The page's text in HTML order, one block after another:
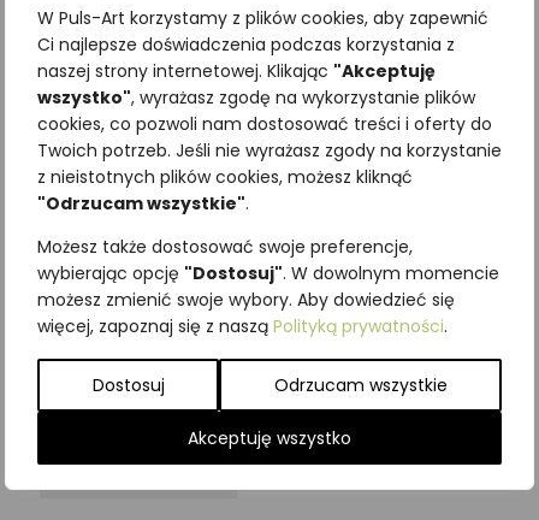
W Puls-Art korzystamy z plików cookies, aby zapewnić
Ci najlepsze doświadczenia podczas korzystania z
naszej strony internetowej. Klikając "Akceptuję
wszystko", wyrażasz zgodę na wykorzystanie plików
cookies, co pozwoli nam dostosować treści i oferty do
Twoich potrzeb. Jeśli nie wyrażasz zgody na korzystanie
z nieistotnych plików cookies, możesz kliknąć
"Odrzucam wszystkie".
Możesz także dostosować swoje preferencje,
wybierając opcję "Dostosuj". W dowolnym momencie
możesz zmienić swoje wybory. Aby dowiedzieć się
więcej, zapoznaj się z naszą Polityką prywatności.
Dostosuj Odrzucam wszystkie
Akceptuję wszystko
trójdzielne
mini
DRZEWA
Najniższa cena z ostatnich 30
dni:221,40zł
SKU:KM-D01
Kategorie:Gry ,Karty trójdzielne
POMOCE EDUKACYJNE
Podobne produkty